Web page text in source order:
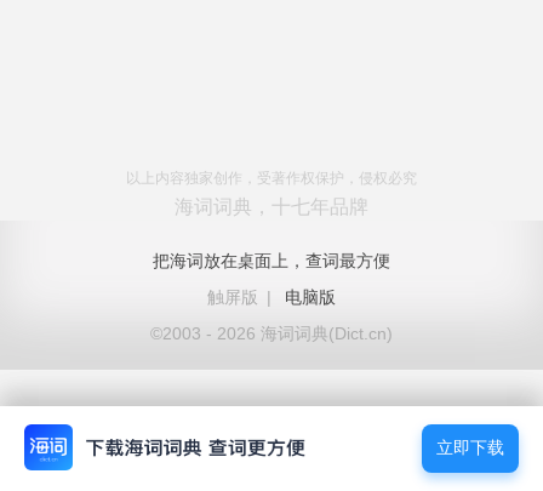
以上内容独家创作，受著作权保护，侵权必究
海词词典，十七年品牌
把海词放在桌面上，查词最方便
触屏版
|
电脑版
©2003 - 2026 海词词典(Dict.cn)
立即下载
立即下载